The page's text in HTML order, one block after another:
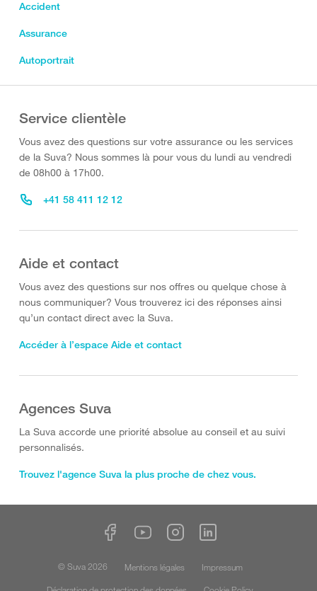
Accident
Assurance
Autoportrait
Service clientèle
Vous avez des questions sur votre assurance ou les services
de la Suva? Nous sommes là pour vous du lundi au vendredi
de 08h00 à 17h00.
+41 58 411 12 12
Aide et contact
Vous avez des questions sur nos offres ou quelque chose à
nous communiquer? Vous trouverez ici des réponses ainsi
qu’un contact direct avec la Suva.
Accéder à l’espace Aide et contact
Agences Suva
La Suva accorde une priorité absolue au conseil et au suivi
personnalisés.
Trouvez l'agence Suva la plus proche de chez vous.
© Suva 2026 Mentions légales
Impressum